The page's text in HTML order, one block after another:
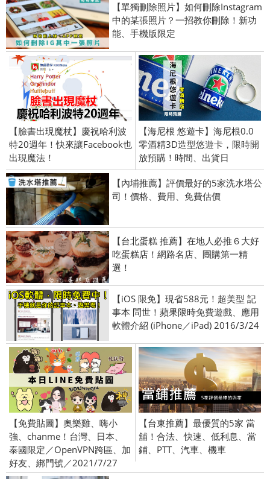
【單獨刪除照片】如何刪除Instagram
中的某張照片？一招教你刪除！新功
能、手機版限定
【臉書出現魔杖】慶祝哈利波
特20週年！快來讓Facebook也
出現魔法！
【海尼根 悠遊卡】海尼根0.0
零酒精3D造型悠遊卡，限時開
放預購！時間、出貨日
【內埔推薦】評價最好的5家洗水塔公
司！價格、費用、免費估價
【台北蛋糕 推薦】在地人必推６大好
吃蛋糕店！網路名店、團購第一精
選！
【iOS 限免】現省588元！超美型 記
事本 問世！蘋果限時免費遊戲、應用
軟體介紹 (iPhone／iPad) 2016/3/24
【免費貼圖】奧樂雞、嗨小
強、chanme！台灣、日本、
泰國限定／OpenVPN跨區、加
好友、綁門號／2021/7/27
【台東推薦】最優質的5家 當
舖！合法、快速、低利息、當
鋪、PTT、汽車、機車